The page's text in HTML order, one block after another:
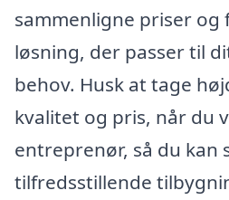
sammenligne priser og
løsning, der passer til
behov. Husk at tage
kvalitet og pris, når du
entreprenør, så du kan
tilfredsstillende